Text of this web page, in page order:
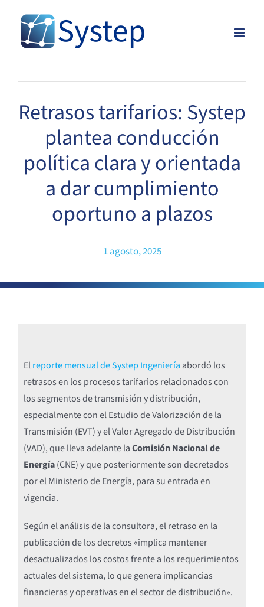
content
Retrasos tarifarios: Systep
plantea conducción
política clara y orientada
a dar cumplimiento
oportuno a plazos
1 agosto, 2025
Elreporte mensual de Systep Ingeniería abordó los
retrasos en los procesos tarifarios relacionados con
los segmentos de transmisión y distribución,
especialmente con el Estudio de Valorización de la
Transmisión (EVT) y el Valor Agregado de Distribución
(VAD), que lleva adelante laComisión Nacional de
Energía(CNE) y que posteriormente son decretados
por el Ministerio de Energía, para su entrada en
vigencia.
Según el análisis de la consultora, el retraso en la
publicación de los decretos «implica mantener
desactualizados los costos frente a los requerimientos
actuales del sistema, lo que genera implicancias
financieras y operativas en el sector de distribución».